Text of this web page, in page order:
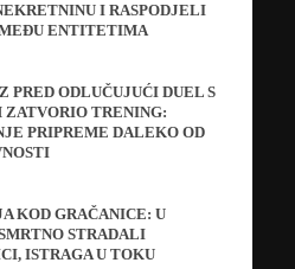
I RASPODJELI
ENTITETIMA
PRED ODLUČUJUĆI DUEL S
ZATVORIO TRENING:
PRIPREME DALEKO OD
KOD GRAČANICE: U
STRADALI
ISTRAGA U TOKU